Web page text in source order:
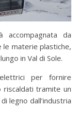
accompagnata da
le materie plastiche,
in Val di Sole.
per fornire
riscaldati tramite un
legno dall’industria